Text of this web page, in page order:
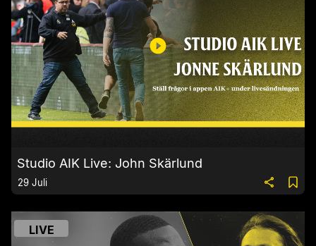
Studio AIK Live: John Skärlund
29 Juli
LIVE